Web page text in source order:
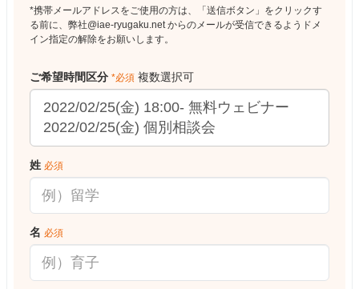
*携帯メールアドレスをご使用の方は、「送信ボタン」をクリックす
る前に、弊社@iae-ryugaku.net からのメールが受信できるようドメ
イン指定の解除をお願いします。
ご希望時間区分 *必須 複数選択可
姓 必須
名 必須